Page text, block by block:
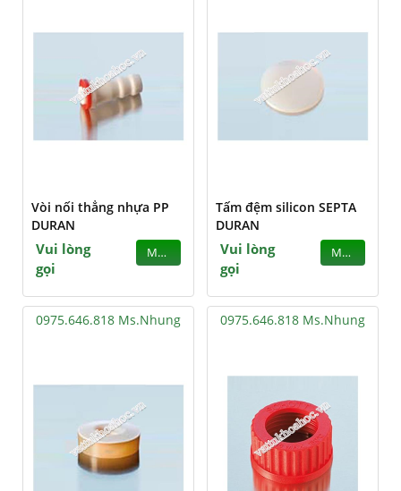
Vòi nối thẳng nhựa PP
DURAN
Vui lòng
gọi
MUA
Tấm đệm silicon SEPTA
DURAN
Vui lòng
gọi
MUA
0975.646.818 Ms.Nhung 0975.646.818 Ms.Nhung